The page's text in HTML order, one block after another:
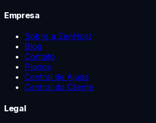
Empresa
Sobre a ZenHost
Blog
Contato
Planos
Central de Ajuda
Central do Cliente
Legal